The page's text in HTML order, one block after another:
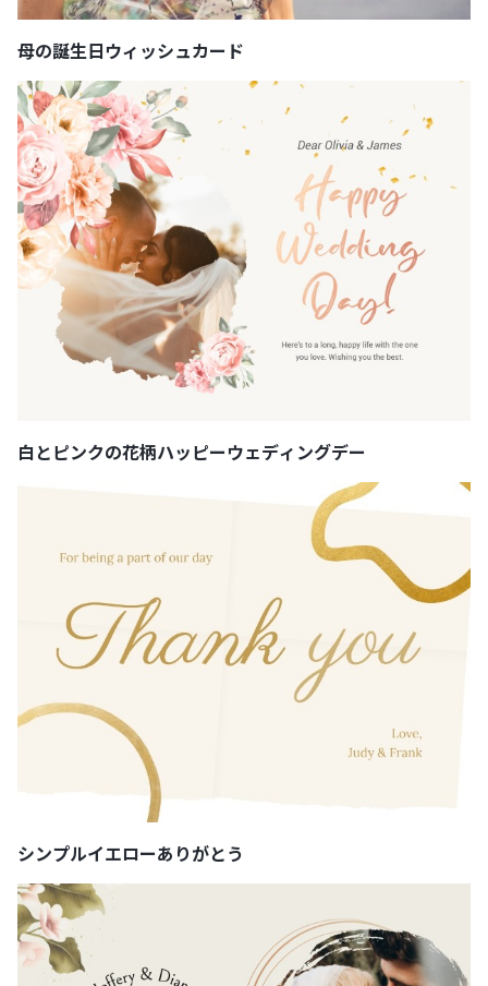
母の誕生日ウィッシュカード
白とピンクの花柄ハッピーウェディングデー
シンプルイエローありがとう